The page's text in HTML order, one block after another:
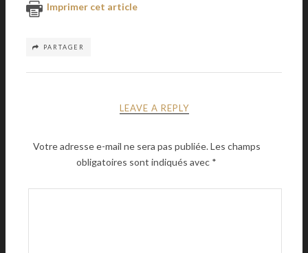
Imprimer cet article
PARTAGER
LEAVE A REPLY
Votre adresse e-mail ne sera pas publiée.Les champs
obligatoires sont indiqués avec *